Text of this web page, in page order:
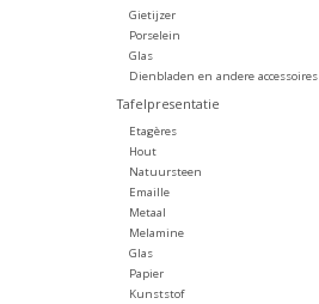
Gietijzer
Porselein
Glas
Dienbladen en andere accessoires
Tafelpresentatie
Etagères
Hout
Natuursteen
Emaille
Metaal
Melamine
Glas
Papier
Kunststof